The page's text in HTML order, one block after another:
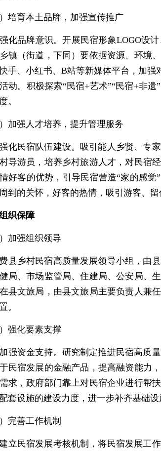
）培育本土品牌，加强宣传推广
化品牌意识。开展民宿形象LOGO设
镇（街道，下同）要依据资源、环境
手、小红书、B站等新媒体平台，加
动。积极探索“民宿+艺术”“民宿+非
。
）加强人才培养，提升管理服务
化民宿队伍建设。吸引能人乡贤、专
导游员，培养乡村旅游人才，对民宿
好客的优势，引导民宿营造“家的感
到的关怀，好客的热情，吸引游客、留
织保障
）加强组织领导
县乡村民宿高质量发展领导小组，由
局、市场监管局、住建局、公安局、
县文旅局，由县文旅局主要负责人兼
。
）强化要素支撑
强资金支持。研究制定推进民宿高质
民宿发展的金融产品，提高融资能力
求，政府部门靠上对民宿企业进行帮
套设施的建设力度，进一步补齐基础设
）完善工作机制
立民宿发展考核机制，将民宿发展工